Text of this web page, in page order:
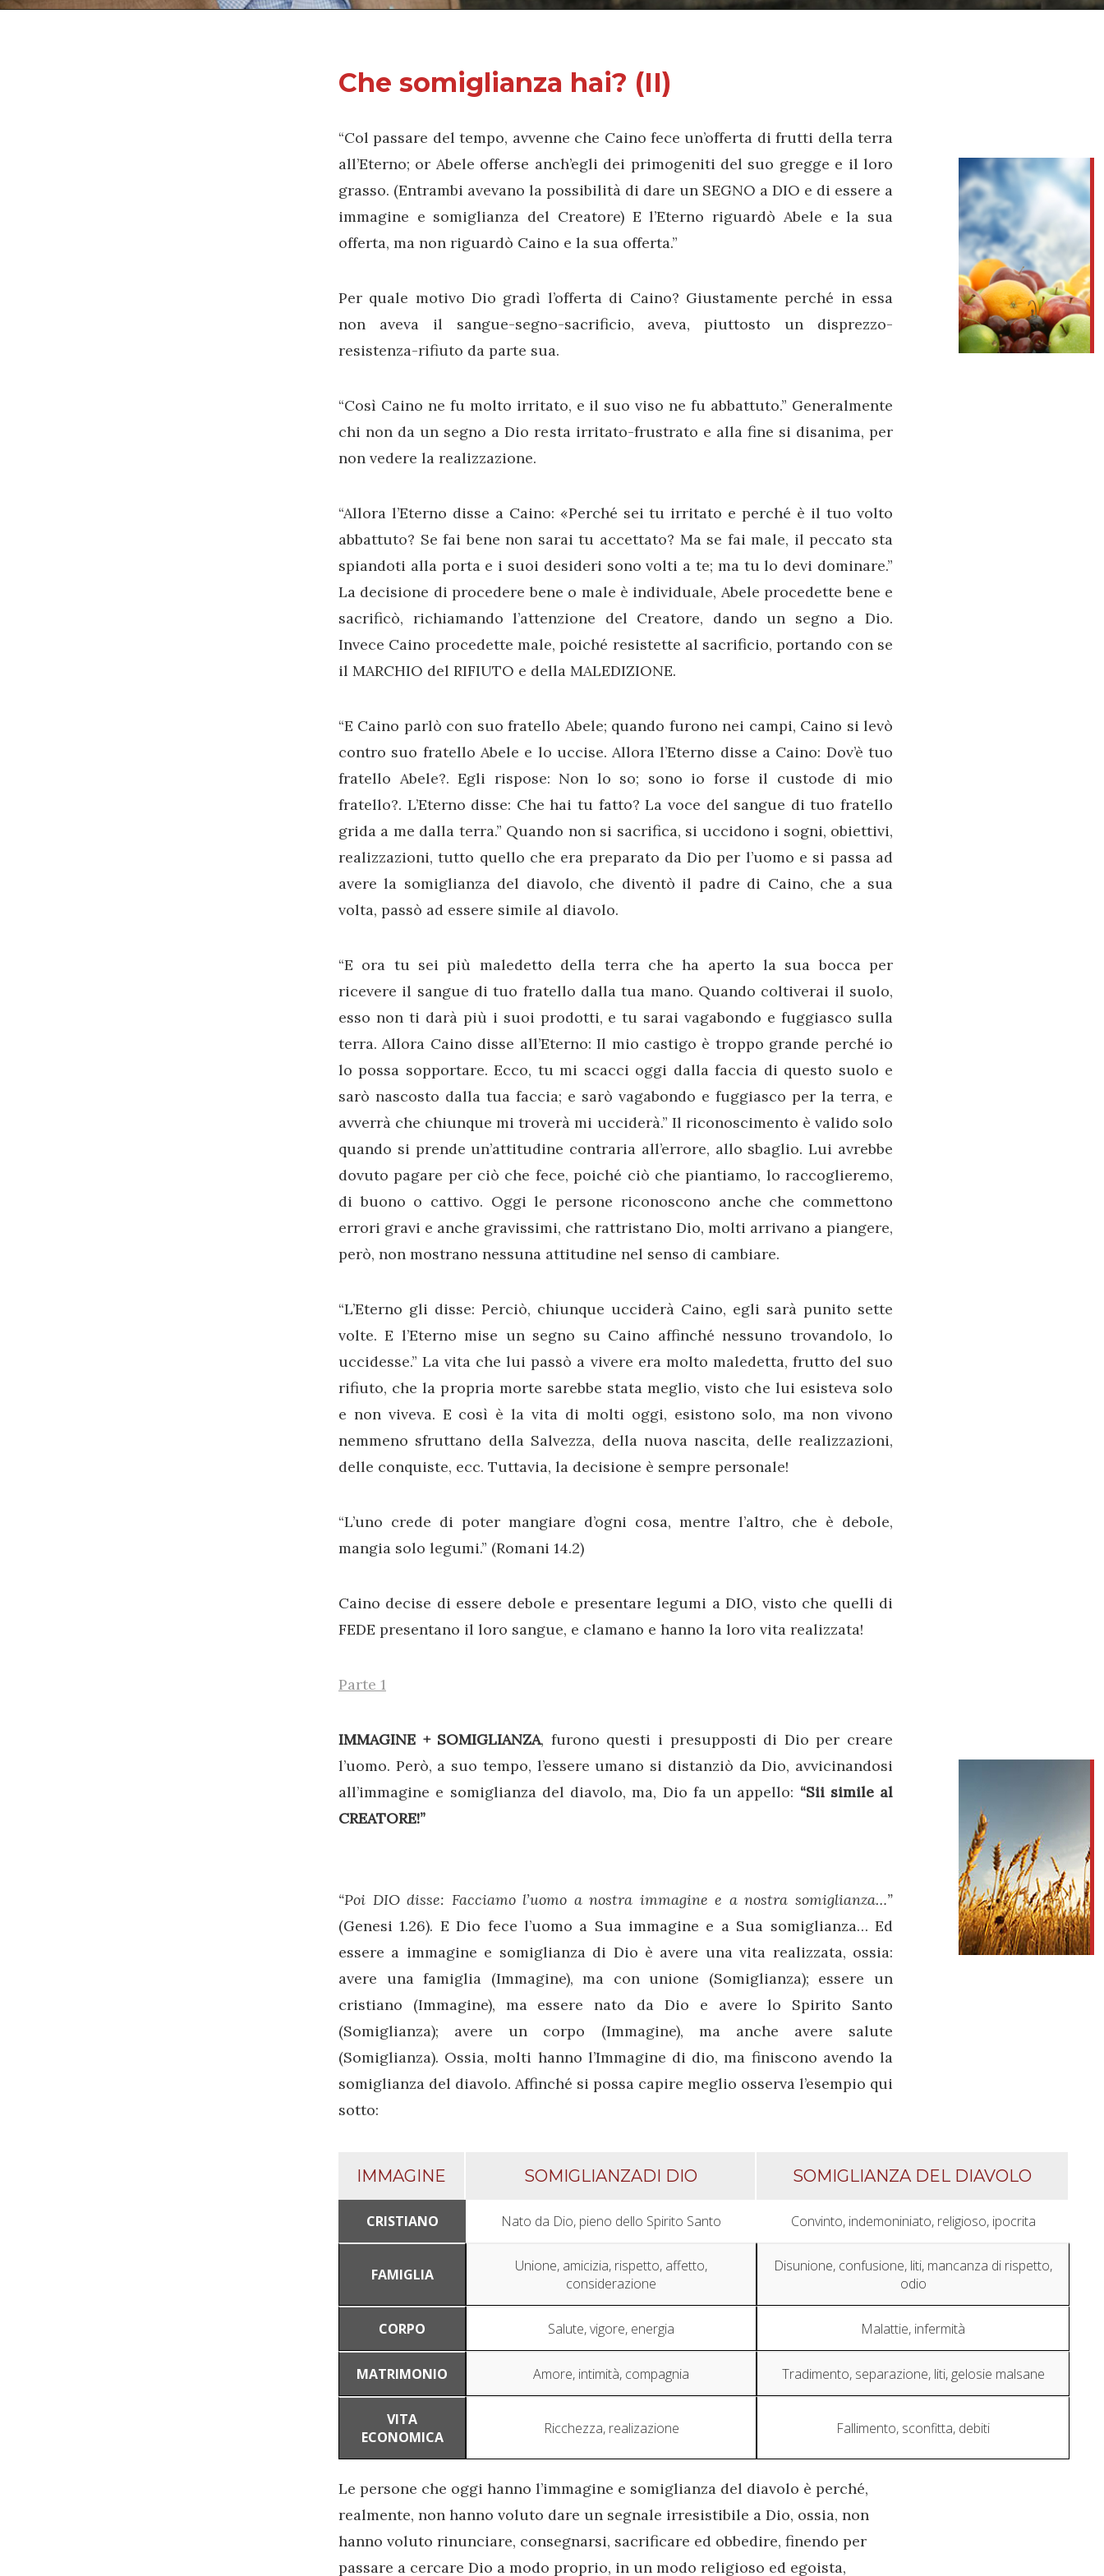
Che somiglianza hai? (II)
“Col passare del tempo, avvenne che Caino fece un’offerta di frutti della terra
all’Eterno; or Abele offerse anch’egli dei primogeniti del suo gregge e il loro
grasso. (Entrambi avevano la possibilità di dare un SEGNO a DIO e di essere a
immagine e somiglianza del Creatore) E l’Eterno riguardò Abele e la sua
offerta, ma non riguardò Caino e la sua offerta.”
Per quale motivo Dio gradì l’offerta di Caino? Giustamente perché in essa
non aveva il sangue-segno-sacrificio, aveva, piuttosto un disprezzo-
resistenza-rifiuto da parte sua.
“Così Caino ne fu molto irritato, e il suo viso ne fu abbattuto.” Generalmente
chi non da un segno a Dio resta irritato-frustrato e alla fine si disanima, per
non vedere la realizzazione.
“Allora l’Eterno disse a Caino: «Perché sei tu irritato e perché è il tuo volto
abbattuto? Se fai bene non sarai tu accettato? Ma se fai male, il peccato sta
spiandoti alla porta e i suoi desideri sono volti a te; ma tu lo devi dominare.”
La decisione di procedere bene o male è individuale, Abele procedette bene e
sacrificò, richiamando l’attenzione del Creatore, dando un segno a Dio.
Invece Caino procedette male, poiché resistette al sacrificio, portando con se
il MARCHIO del RIFIUTO e della MALEDIZIONE.
“E Caino parlò con suo fratello Abele; quando furono nei campi, Caino si levò
contro suo fratello Abele e lo uccise. Allora l’Eterno disse a Caino: Dov’è tuo
fratello Abele?. Egli rispose: Non lo so; sono io forse il custode di mio
fratello?. L’Eterno disse: Che hai tu fatto? La voce del sangue di tuo fratello
grida a me dalla terra.” Quando non si sacrifica, si uccidono i sogni, obiettivi,
realizzazioni, tutto quello che era preparato da Dio per l’uomo e si passa ad
avere la somiglianza del diavolo, che diventò il padre di Caino, che a sua
volta, passò ad essere simile al diavolo.
“E ora tu sei più maledetto della terra che ha aperto la sua bocca per
ricevere il sangue di tuo fratello dalla tua mano. Quando coltiverai il suolo,
esso non ti darà più i suoi prodotti, e tu sarai vagabondo e fuggiasco sulla
terra. Allora Caino disse all’Eterno: Il mio castigo è troppo grande perché io
lo possa sopportare. Ecco, tu mi scacci oggi dalla faccia di questo suolo e
sarò nascosto dalla tua faccia; e sarò vagabondo e fuggiasco per la terra, e
avverrà che chiunque mi troverà mi ucciderà.” Il riconoscimento è valido solo
quando si prende un’attitudine contraria all’errore, allo sbaglio. Lui avrebbe
dovuto pagare per ciò che fece, poiché ciò che piantiamo, lo raccoglieremo,
di buono o cattivo. Oggi le persone riconoscono anche che commettono
errori gravi e anche gravissimi, che rattristano Dio, molti arrivano a piangere,
però, non mostrano nessuna attitudine nel senso di cambiare.
“L’Eterno gli disse: Perciò, chiunque ucciderà Caino, egli sarà punito sette
volte. E l’Eterno mise un segno su Caino affinché nessuno trovandolo, lo
uccidesse.” La vita che lui passò a vivere era molto maledetta, frutto del suo
rifiuto, che la propria morte sarebbe stata meglio, visto che lui esisteva solo
e non viveva. E così è la vita di molti oggi, esistono solo, ma non vivono
nemmeno sfruttano della Salvezza, della nuova nascita, delle realizzazioni,
delle conquiste, ecc. Tuttavia, la decisione è sempre personale!
“L’uno crede di poter mangiare d’ogni cosa, mentre l’altro, che è debole,
mangia solo legumi.” (Romani 14.2)
Caino decise di essere debole e presentare legumi a DIO, visto che quelli di
FEDE presentano il loro sangue, e clamano e hanno la loro vita realizzata!
Parte 1
IMMAGINE + SOMIGLIANZA, furono questi i presupposti di Dio per creare
l’uomo. Però, a suo tempo, l’essere umano si distanziò da Dio, avvicinandosi
all’immagine e somiglianza del diavolo, ma, Dio fa un appello: “Sii simile al
CREATORE!”
“Poi DIO disse: Facciamo l’uomo a nostra immagine e a nostra somiglianza…”
(Genesi 1.26). E Dio fece l’uomo a Sua immagine e a Sua somiglianza… Ed
essere a immagine e somiglianza di Dio è avere una vita realizzata, ossia:
avere una famiglia (Immagine), ma con unione (Somiglianza); essere un
cristiano (Immagine), ma essere nato da Dio e avere lo Spirito Santo
(Somiglianza); avere un corpo (Immagine), ma anche avere salute
(Somiglianza). Ossia, molti hanno l’Immagine di dio, ma finiscono avendo la
somiglianza del diavolo. Affinché si possa capire meglio osserva l’esempio qui
sotto:
IMMAGINE SOMIGLIANZADI DIO SOMIGLIANZA DEL DIAVOLO
CRISTIANO Nato da Dio, pieno dello Spirito Santo Convinto, indemoniniato, religioso, ipocrita
FAMIGLIA
Unione, amicizia, rispetto, affetto,
considerazione
Disunione, confusione, liti, mancanza di rispetto,
odio
CORPO Salute, vigore, energia Malattie, infermità
MATRIMONIO Amore, intimità, compagnia Tradimento, separazione, liti, gelosie malsane
VITA
ECONOMICA
Ricchezza, realizazione Fallimento, sconfitta, debiti
Le persone che oggi hanno l’immagine e somiglianza del diavolo è perché,
realmente, non hanno voluto dare un segnale irresistibile a Dio, ossia, non
hanno voluto rinunciare, consegnarsi, sacrificare ed obbedire, finendo per
passare a cercare Dio a modo proprio, in un modo religioso ed egoista,